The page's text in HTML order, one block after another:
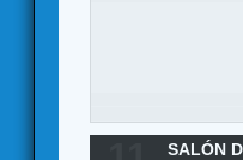
SALÓN